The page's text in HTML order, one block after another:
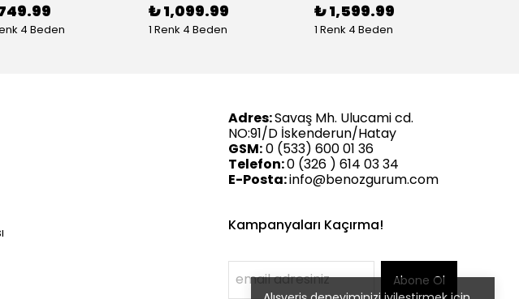
4 Beden
₺ 1,099.99
1 Renk 4 Beden
₺ 1,599.99
1 Renk 4 Beden
Adres:Savaş Mh. Ulucami cd.
NO:91/D İskenderun/Hatay
GSM:0 (533) 600 01 36
Telefon:0 (326 ) 614 03 34
E-Posta:info@benozgurum.com
Kampanyaları Kaçırma!
Abone Ol